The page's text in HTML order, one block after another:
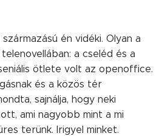
én vidéki. Olyan a
a cseléd és a
ötlete volt az openoffice.
és a közös tér
sajnálja, hogy neki
ami nagyobb mint a mi
terünk. Irigyel minket.